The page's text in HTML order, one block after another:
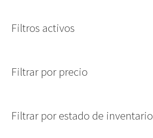
Filtros activos
Filtrar por precio
Filtrar por estado de inventario